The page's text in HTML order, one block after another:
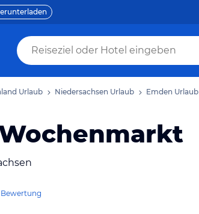
Urlaub Niedersachsen Urlaub Emden Urlaub
Bewertung